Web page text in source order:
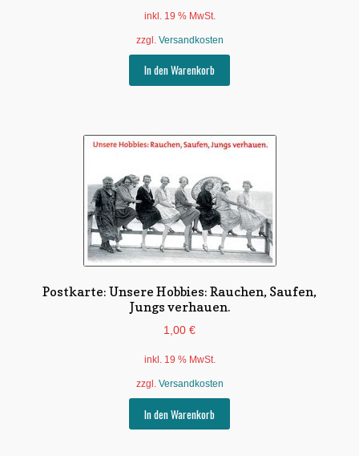
inkl. 19 % MwSt.
zzgl. Versandkosten
In den Warenkorb
Postkarte: Unsere Hobbies: Rauchen, Saufen,
Jungs verhauen.
1,00 €
inkl. 19 % MwSt.
zzgl. Versandkosten
In den Warenkorb